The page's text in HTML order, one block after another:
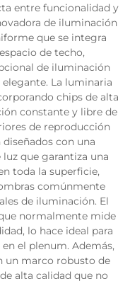
entre funcionalidad y
de iluminación
que se integra
de techo,
de iluminación
La luminaria
chips de alta
constante y libre de
de reproducción
con una
que garantiza una
toda la superficie,
comúnmente
de iluminación. El
normalmente mide
lo hace ideal para
el plenum. Además,
un marco robusto de
alta calidad que no